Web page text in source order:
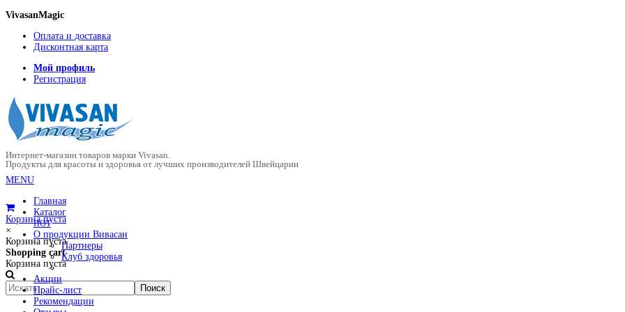
VivasanMagic
Оплата и доставка
Дисконтная карта
Мой профиль
Регистрация
Интернет-магазин товаров марки Vivasan.
Продукты для красоты и здоровья от лучших производителей Швейцарии
Корзина пуста
×
Корзина пуста
Shopping cart
Корзина пуста
MENU
Главная
Каталог
HOT
О продукции Вивасан
Партнеры
Клуб здоровья
Акции
Прайс-лист
Рекомендации